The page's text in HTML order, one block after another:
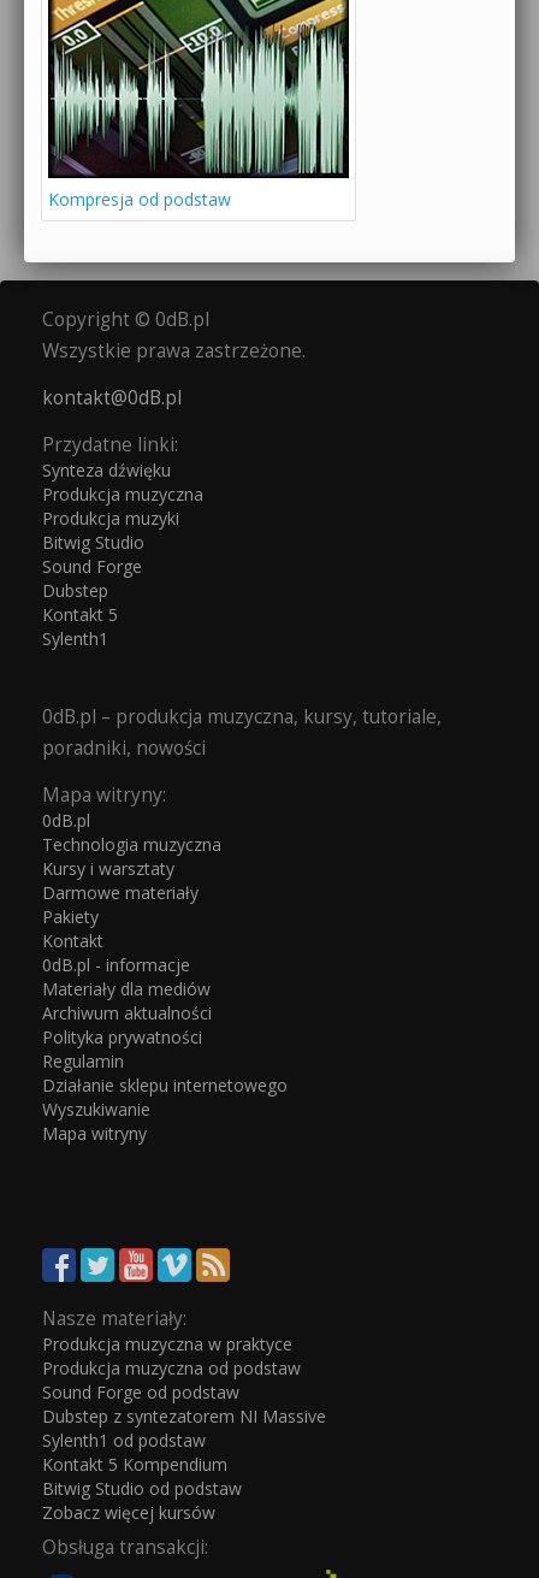
Kompresja od podstaw
Copyright © 0dB.pl
Wszystkie prawa zastrzeżone.
kontakt@0dB.pl
Przydatne linki:
Synteza dźwięku
Produkcja muzyczna
Produkcja muzyki
Bitwig Studio
Sound Forge
Dubstep
Kontakt 5
Sylenth1
0dB.pl – produkcja muzyczna, kursy, tutoriale,
poradniki, nowości
Mapa witryny:
0dB.pl
Technologia muzyczna
Kursy i warsztaty
Darmowe materiały
Pakiety
Kontakt
0dB.pl - informacje
Materiały dla mediów
Archiwum aktualności
Polityka prywatności
Regulamin
Działanie sklepu internetowego
Wyszukiwanie
Mapa witryny
Nasze materiały:
Produkcja muzyczna w praktyce
Produkcja muzyczna od podstaw
Sound Forge od podstaw
Dubstep z syntezatorem NI Massive
Sylenth1 od podstaw
Kontakt 5 Kompendium
Bitwig Studio od podstaw
Zobacz więcej kursów
Obsługa transakcji: